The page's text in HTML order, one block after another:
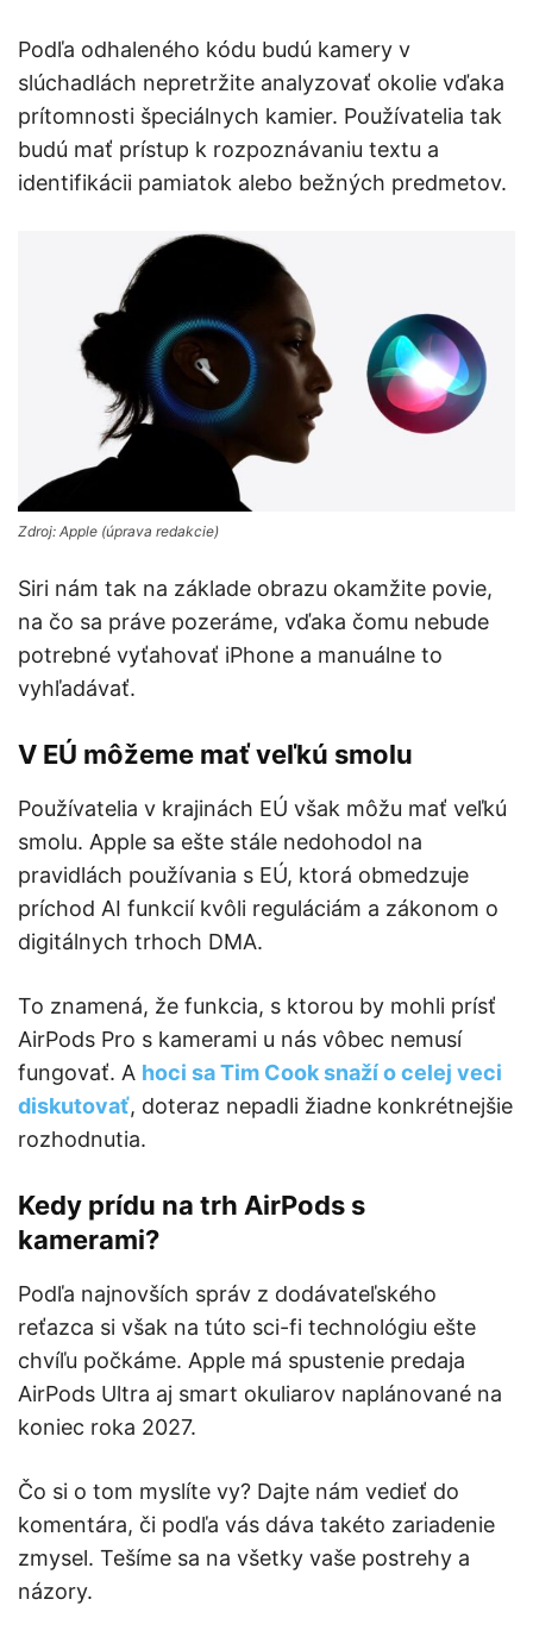
Podľa odhaleného kódu budú kamery v
slúchadlách nepretržite analyzovať okolie vďaka
prítomnosti špeciálnych kamier. Používatelia tak
budú mať prístup k rozpoznávaniu textu a
identifikácii pamiatok alebo bežných predmetov.
Zdroj: Apple (úprava redakcie)
Siri nám tak na základe obrazu okamžite povie,
na čo sa práve pozeráme, vďaka čomu nebude
potrebné vyťahovať iPhone a manuálne to
vyhľadávať.
V EÚ môžeme mať veľkú smolu
Používatelia v krajinách EÚ však môžu mať veľkú
smolu. Apple sa ešte stále nedohodol na
pravidlách používania s EÚ, ktorá obmedzuje
príchod AI funkcií kvôli reguláciám a zákonom o
digitálnych trhoch DMA.
To znamená, že funkcia, s ktorou by mohli prísť
AirPods Pro s kamerami u nás vôbec nemusí
fungovať. A hoci sa Tim Cook snaží o celej veci
diskutovať, doteraz nepadli žiadne konkrétnejšie
rozhodnutia.
Kedy prídu na trh AirPods s
kamerami?
Podľa najnovších správ z dodávateľského
reťazca si však na túto sci-fi technológiu ešte
chvíľu počkáme. Apple má spustenie predaja
AirPods Ultra aj smart okuliarov naplánované na
koniec roka 2027.
Čo si o tom myslíte vy? Dajte nám vedieť do
komentára, či podľa vás dáva takéto zariadenie
zmysel. Tešíme sa na všetky vaše postrehy a
názory.